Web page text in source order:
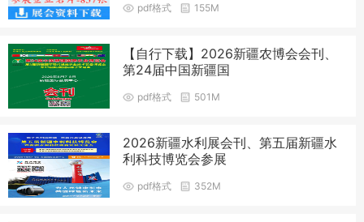
pdf格式 155M
【自行下载】2026新疆农博会会刊、
第24届中国新疆国
pdf格式 501M
2026新疆水利展会刊、第五届新疆水
利科技博览会参展
pdf格式 352M